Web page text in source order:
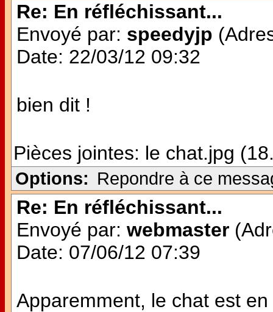
Re: En réfléchissant...
Envoyé par: speedyjp
Date: 22/03/12 09:32
bien dit !
Pièces jointes: le chat.jpg
Options: Repondre à ce
Re: En réfléchissant...
Envoyé par: webmaster
Date: 07/06/12 07:39
Apparemment, le chat est